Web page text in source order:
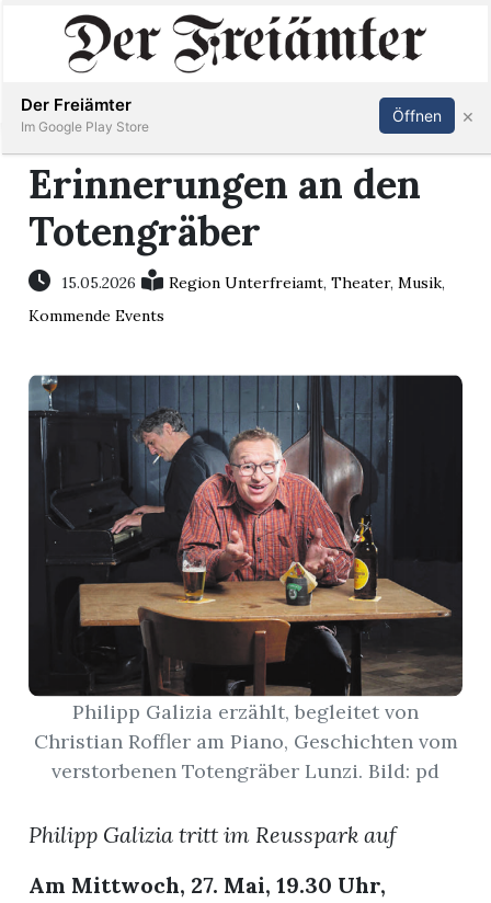
Immobilien
Veranstaltungen
Paper
Newsletter
App
Inserieren Abonnieren Anmelden
Erinnerungen an den
Totengräber
15.05.2026 Region Unterfreiamt,Theater,Musik,
Kommende Events
Philipp Galizia erzählt, begleitet von
Christian Roffler am Piano, Geschichten vom
verstorbenen Totengräber Lunzi. Bild: pd
Philipp Galizia tritt im Reusspark auf
Am Mittwoch, 27. Mai, 19.30 Uhr,
Der Freiämter
Im Google Play Store
Öffnen ×